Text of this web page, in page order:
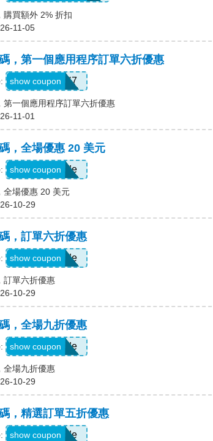
購買額外 2% 折扣
11-05
，第一個應用程序訂單六折優惠
QTEK4N7
show coupon
第一個應用程序訂單六折優惠
11-01
，全場優惠 20 美元
Show Code
show coupon
全場優惠 20 美元
10-29
，訂單六折優惠
Show Code
show coupon
訂單六折優惠
10-29
，全場九折優惠
Show Code
show coupon
全場九折優惠
10-29
，精選訂單五折優惠
Show Code
show coupon